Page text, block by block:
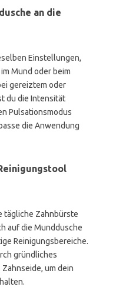
an die
Einstellungen,
Mund oder beim
gereiztem oder
du die Intensität
Pulsationsmodus
die Anwendung
tägliche Zahnbürste
auf die Munddusche
Reinigungsbereiche.
gründliches
um dein